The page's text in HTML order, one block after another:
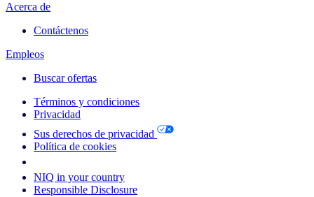
Acerca de
Contáctenos
Empleos
Buscar ofertas
Términos y condiciones
Privacidad
Sus derechos de privacidad
Política de cookies
NIQ in your country
Responsible Disclosure